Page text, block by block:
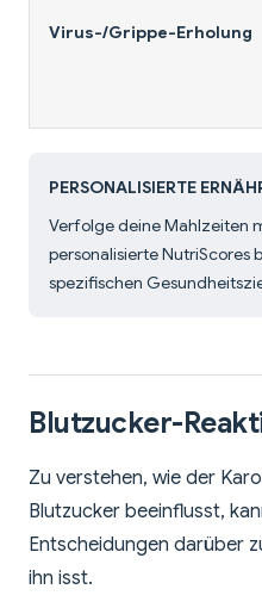
Virus-/Grippe-Erholung
PERSONALISIERTE
Verfolge deine Mahlzeiten
personalisierte NutriScores
spezifischen
Blutzucker-
Zu verstehen, wie der
Blutzucker beeinflusst,
Entscheidungen darüber
ihn isst.